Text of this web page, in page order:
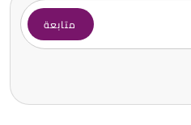
متابعة